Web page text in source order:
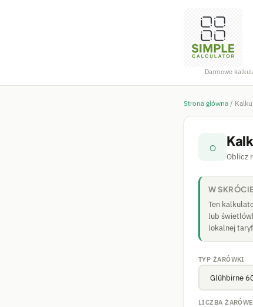
Darmowe
Strona główna /
○
Oblicz
W
Ten
lub
lokalnej
TYP ŻARÓWKI
LICZBA